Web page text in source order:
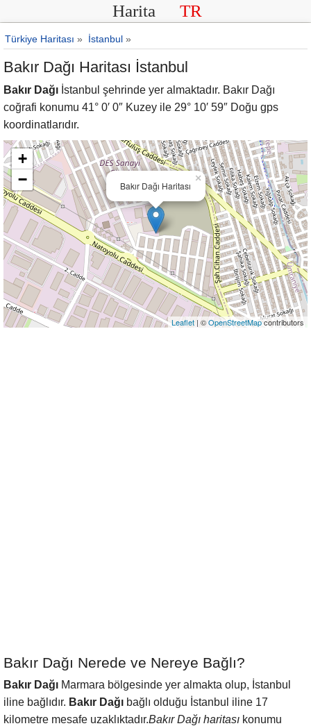
Harita TR
Türkiye Haritası » İstanbul »
Bakır Dağı Haritası İstanbul
Bakır Dağı İstanbul şehrinde yer almaktadır. Bakır Dağı
coğrafi konumu 41° 0′ 0″ Kuzey ile 29° 10′ 59″ Doğu gps
koordinatlarıdır.
Bakır Dağı Haritası
×
+
−
Leaflet | ©OpenStreetMapcontributors
Bakır Dağı Nerede ve Nereye Bağlı?
Bakır Dağı Marmara bölgesinde yer almakta olup, İstanbul
iline bağlıdır. Bakır Dağı bağlı olduğu İstanbul iline 17
kilometre mesafe uzaklıktadır.Bakır Dağı haritası konumu